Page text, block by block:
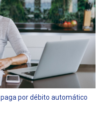
por débito automático